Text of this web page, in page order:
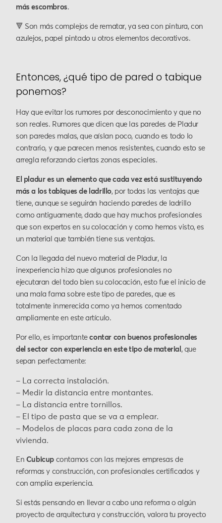
más escombros.
🔻 Son más complejos de rematar, ya sea con pintura, con
azulejos, papel pintado u otros elementos decorativos.
Entonces, ¿qué tipo de pared o tabique
ponemos?
Hay que evitar los rumores por desconocimiento y que no
son reales. Rumores que dicen que las paredes de Pladur
son paredes malas, que aíslan poco, cuando es todo lo
contrario, y que parecen menos resistentes, cuando esto se
arregla reforzando ciertas zonas especiales.
El pladur es un elemento que cada vez está sustituyendo
más a los tabiques de ladrillo, por todas las ventajas que
tiene, aunque se seguirán haciendo paredes de ladrillo
como antiguamente, dado que hay muchos profesionales
que son expertos en su colocación y como hemos visto, es
un material que también tiene sus ventajas.
Con la llegada del nuevo material de Pladur, la
inexperiencia hizo que algunos profesionales no
ejecutaran del todo bien su colocación, esto fue el inicio de
una mala fama sobre este tipo de paredes, que es
totalmente inmerecida como ya hemos comentado
ampliamente en este artículo.
Por ello, es importantecontar con buenos profesionales
del sector con experiencia en este tipo de material , que
sepan perfectamente:
– La correcta instalación.
– Medir la distancia entre montantes.
– La distancia entre tornillos.
– El tipo de pasta que se va a emplear.
– Modelos de placas para cada zona de la
vivienda.
En Cubicup contamos con las mejores empresas de
reformas y construcción, con profesionales certificados y
con amplia experiencia.
Si estás pensando en llevar a cabo una reforma o algún
proyecto de arquitectura y construcción, valora tu proyecto